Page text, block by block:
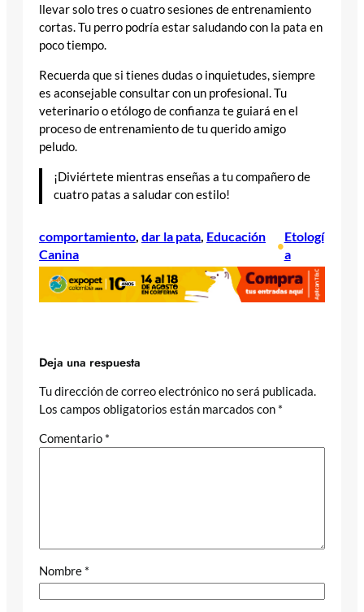
llevar solo tres o cuatro sesiones de entrenamiento
cortas. Tu perro podría estar saludando con la pata en
poco tiempo.
Recuerda que si tienes dudas o inquietudes, siempre
es aconsejable consultar con un profesional. Tu
veterinario o etólogo de confianza te guiará en el
proceso de entrenamiento de tu querido amigo
peludo.
¡Diviértete mientras enseñas a tu compañero de
cuatro patas a saludar con estilo!
comportamiento, dar la pata, Educación
Canina
•
Etologí
a
Deja una respuesta
Tu dirección de correo electrónico no será publicada.
Los campos obligatorios están marcados con *
Comentario *
Nombre *